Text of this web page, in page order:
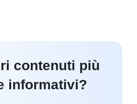
contenuti più
informativi?